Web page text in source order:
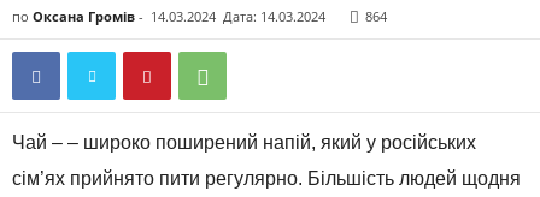
по Оксана Громів - 14.03.2024 Дата: 14.03.2024 864
Чай – – широко поширений напій, який у російських
сім’ях прийнято пити регулярно. Більшість людей щодня